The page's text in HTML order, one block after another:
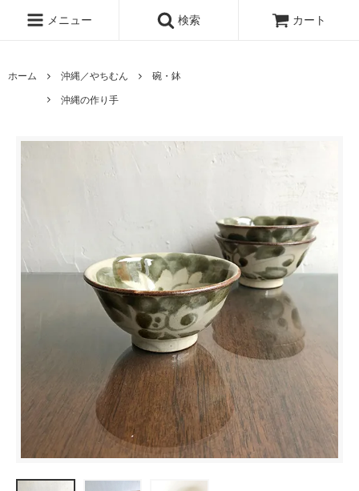
メニュー 検索 カート
ホーム 沖縄／やちむん
碗・鉢
沖縄の作り手